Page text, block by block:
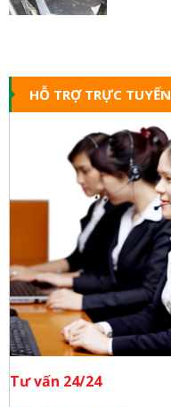
HỖ TRỢ TRỰC TUYẾN
Tư vấn 24/24